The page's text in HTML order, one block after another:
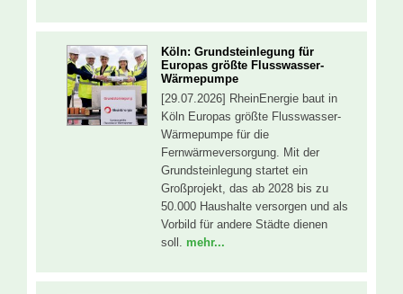
Köln: Grundsteinlegung für
Europas größte Flusswasser-
Wärmepumpe
[29.07.2026] RheinEnergie baut in
Köln Europas größte Flusswasser-
Wärmepumpe für die
Fernwärmeversorgung. Mit der
Grundsteinlegung startet ein
Großprojekt, das ab 2028 bis zu
50.000 Haushalte versorgen und als
Vorbild für andere Städte dienen
soll. mehr...